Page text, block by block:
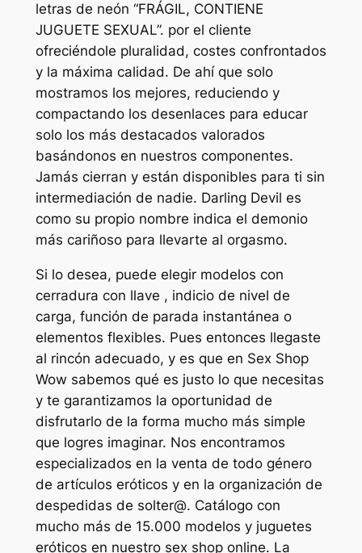
letras de neón “FRÁGIL, CONTIENE
JUGUETE SEXUAL”. por el cliente
ofreciéndole pluralidad, costes confrontados
y la máxima calidad. De ahí que solo
mostramos los mejores, reduciendo y
compactando los desenlaces para educar
solo los más destacados valorados
basándonos en nuestros componentes.
Jamás cierran y están disponibles para ti sin
intermediación de nadie. Darling Devil es
como su propio nombre indica el demonio
más cariñoso para llevarte al orgasmo.
Si lo desea, puede elegir modelos con
cerradura con llave , indicio de nivel de
carga, función de parada instantánea o
elementos flexibles. Pues entonces llegaste
al rincón adecuado, y es que en Sex Shop
Wow sabemos qué es justo lo que necesitas
y te garantizamos la oportunidad de
disfrutarlo de la forma mucho más simple
que logres imaginar. Nos encontramos
especializados en la venta de todo género
de artículos eróticos y en la organización de
despedidas de solter@. Catálogo con
mucho más de 15.000 modelos y juguetes
eróticos en nuestro sex shop online. La